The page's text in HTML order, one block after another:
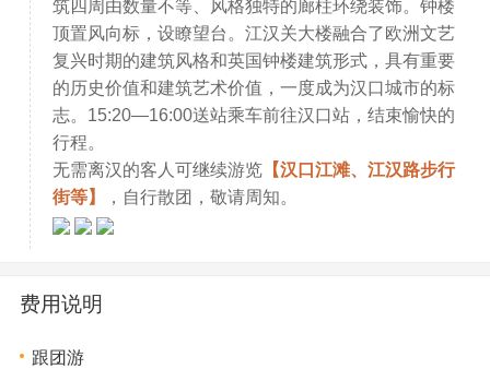
筑四周由数量不等、风格独特的廊柱环绕装饰。钟楼
顶置风向标，设瞭望台。江汉关大楼融合了欧洲文艺
复兴时期的建筑风格和英国钟楼建筑形式，具有重要
的历史价值和建筑艺术价值，一度成为汉口城市的标
志。15:20—16:00送站乘车前往汉口站，结束愉快的
行程。
无需离汉的客人可继续游览【汉口江滩、江汉路步行
街等】
，自行散团，敬请周知。
费用说明
跟团游